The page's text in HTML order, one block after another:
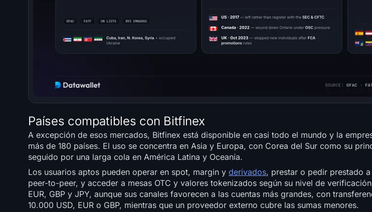
Países compatibles con Bitfinex
A excepción de esos mercados, Bitfinex está disponible en casi todo el mundo y la
más de 180 países. El uso se concentra en Asia y Europa, con Corea del Sur como su
seguido por una larga cola en América Latina y Oceanía.
Los usuarios aptos pueden operar en spot, margin y derivados, prestar o pedir prestado
peer-to-peer, y acceder a mesas OTC y valores tokenizados según su nivel de
EUR, GBP y JPY, aunque sus canales favorecen a las cuentas más grandes, con
10.000 USD, EUR o GBP, mientras que un proveedor externo cubre las sumas menores.